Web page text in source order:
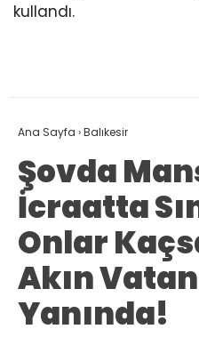
kullandı.
Ana Sayfa ›Balıkesir
Şovda
İcraatta
Onlar
Akın
Yanında!